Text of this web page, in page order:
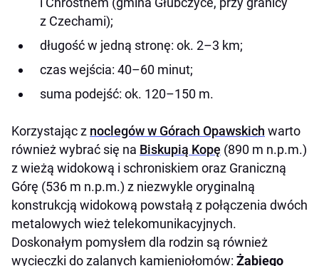
z Czechami);
długość w jedną stronę: ok. 2–3 km;
czas wejścia: 40–60 minut;
suma podejść: ok. 120–150 m.
Korzystając z noclegów w Górach Opawskich warto
również wybrać się na Biskupią Kopę (890 m n.p.m.)
z wieżą widokową i schroniskiem oraz Graniczną
Górę (536 m n.p.m.) z niezwykle oryginalną
konstrukcją widokową powstałą z połączenia dwóch
metalowych wież telekomunikacyjnych.
Doskonałym pomysłem dla rodzin są również
wycieczki do zalanych kamieniołomów: Żabiego